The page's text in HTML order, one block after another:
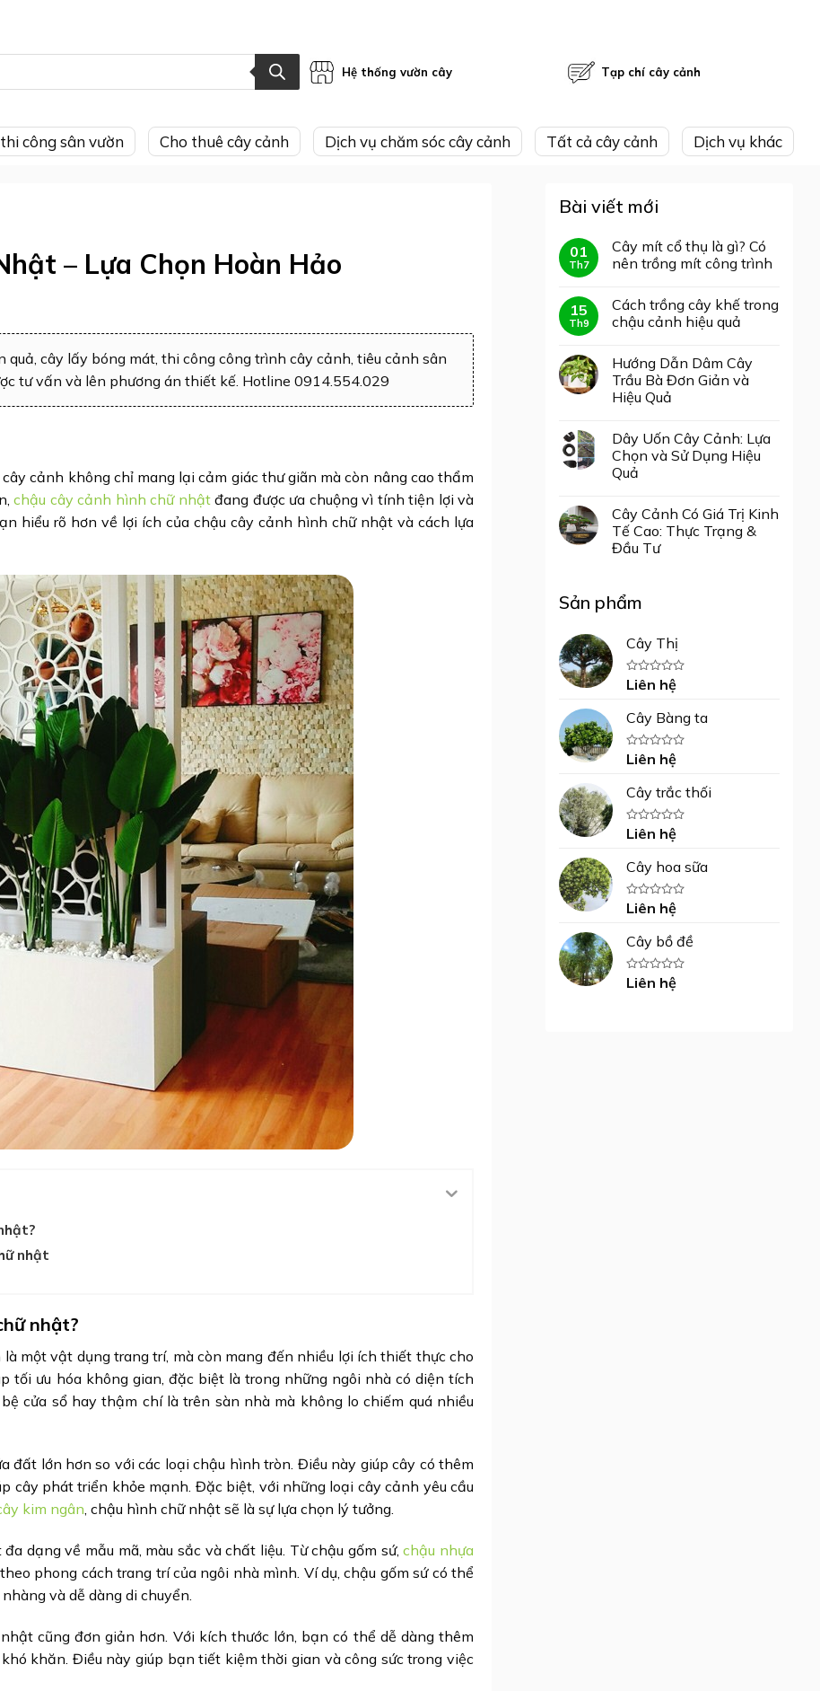
Hệ thống vườn cây Tạp chí cây cảnh
công sân vườn Cho thuê cây cảnh Dịch vụ chăm sóc cây cảnh Tất cả cây cảnh Dịch vụ khác
– Lựa Chọn Hoàn Hảo
quả, cây lấy bóng mát, thi công công trình cây cảnh, tiêu cảnh sân
tư vấn và lên phương án thiết kế. Hotline 0914.554.029
cảnh không chỉ mang lại cảm giác thư giãn mà còn nâng cao thẩm
chậu cây cảnh hình chữ nhậtđang được ưa chuộng vì tính tiện lợi và
hiểu rõ hơn về lợi ích của chậu cây cảnh hình chữ nhật và cách lựa
nhật
nhật?
một vật dụng trang trí, mà còn mang đến nhiều lợi ích thiết thực cho
tối ưu hóa không gian, đặc biệt là trong những ngôi nhà có diện tích
cửa sổ hay thậm chí là trên sàn nhà mà không lo chiếm quá nhiều
đất lớn hơn so với các loại chậu hình tròn. Điều này giúp cây có thêm
cây phát triển khỏe mạnh. Đặc biệt, với những loại cây cảnh yêu cầu
kim ngân, chậu hình chữ nhật sẽ là sự lựa chọn lý tưởng.
dạng về mẫu mã, màu sắc và chất liệu. Từ chậu gốm sứ,chậu nhựa
phong cách trang trí của ngôi nhà mình. Ví dụ, chậu gốm sứ có thể
và dễ dàng di chuyển.
cũng đơn giản hơn. Với kích thước lớn, bạn có thể dễ dàng thêm
khăn. Điều này giúp bạn tiết kiệm thời gian và công sức trong việc
Bài viết mới
01
Th7
Cây mít cổ thụ là gì? Có
nên trồng mít công trình
15
Th9
Cách trồng cây khế trong
chậu cảnh hiệu quả
Hướng Dẫn Dâm Cây
Trầu Bà Đơn Giản và
Hiệu Quả
Dây Uốn Cây Cảnh: Lựa
Chọn và Sử Dụng Hiệu
Quả
Cây Cảnh Có Giá Trị Kinh
Tế Cao: Thực Trạng &
Đầu Tư
Sản phẩm
Cây Thị
Được
0
5
Liên hệ
Cây Bàng ta
Được
0
5
Liên hệ
Cây trắc thối
Được
0
5
Liên hệ
Cây hoa sữa
Được
0
5
Liên hệ
Cây bồ đề
Được
Liên hệ